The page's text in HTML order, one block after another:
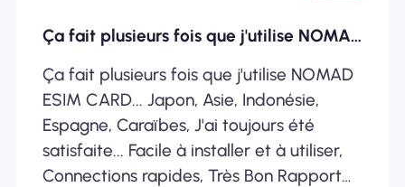
Ça fait plusieurs fois que j'utilise NOMAD ESIM
Ça fait plusieurs fois que j'utilise NOMAD
ESIM CARD... Japon, Asie, Indonésie,
Espagne, Caraïbes, J'ai toujours été
satisfaite... Facile à installer et à utiliser,
Connections rapides, Très Bon Rapport